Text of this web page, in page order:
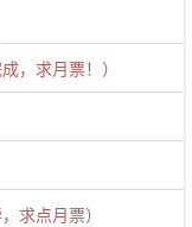
求月票！）
求点月票）